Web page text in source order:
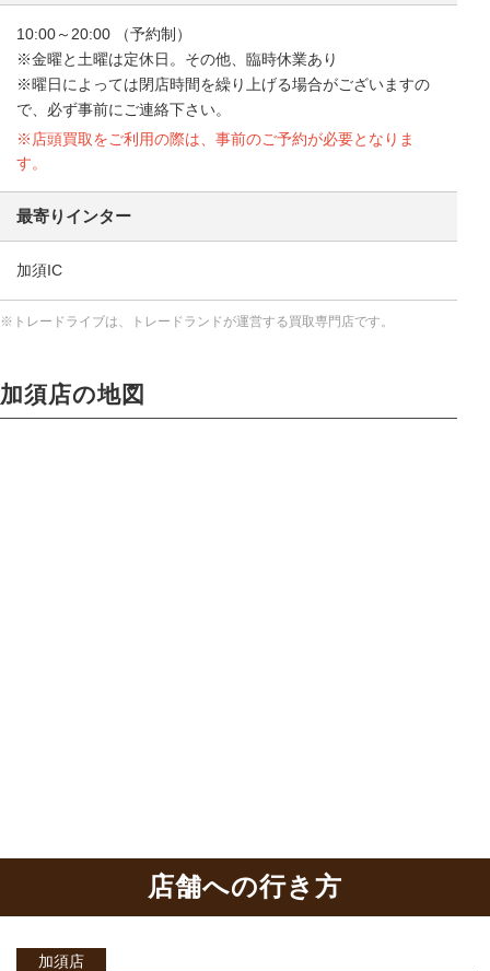
10:00～20:00 （予約制）
※金曜と土曜は定休日。その他、臨時休業あり
※曜日によっては閉店時間を繰り上げる場合がございますの
で、必ず事前にご連絡下さい。
※店頭買取をご利用の際は、事前のご予約が必要となりま
す。
最寄りインター
加須IC
※トレードライブは、トレードランドが運営する買取専門店です。
加須店の地図
店舗への行き方
加須店